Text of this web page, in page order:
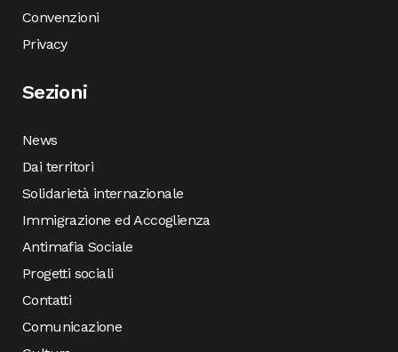
Convenzioni
Privacy
Sezioni
News
Dai territori
Solidarietà internazionale
Immigrazione ed Accoglienza
Antimafia Sociale
Progetti sociali
Contatti
Comunicazione